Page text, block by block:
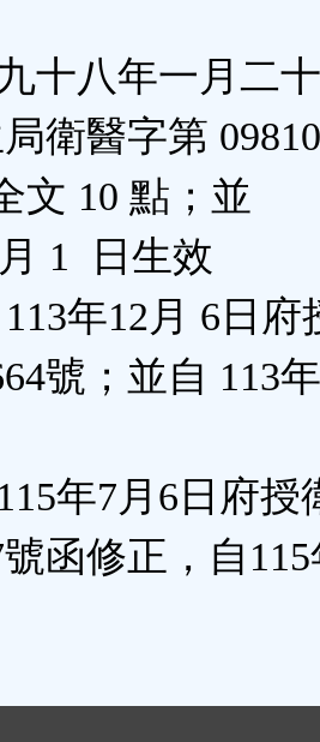
十八年一月二
衛醫字第
文 10 點；並
1 日生效
年12月 6日府
號；並自 113
年7月6日府授
號函修正，自